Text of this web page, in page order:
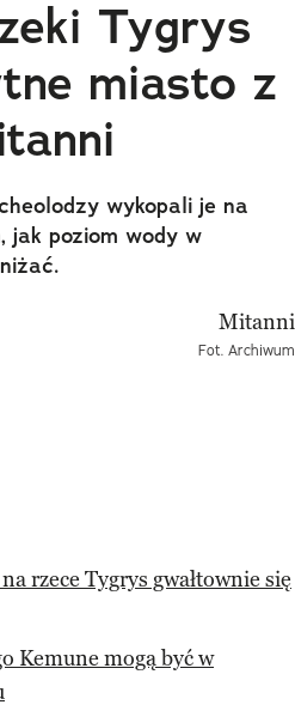
Tygrys
miasto z
wykopali je na
jak poziom wody w
Fot. Archiwum
rzece Tygrys gwałtownie się
Kemune mogą być w